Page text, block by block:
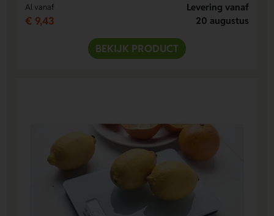
Al vanaf
€ 9,43
Levering vanaf
20 augustus
BEKIJK PRODUCT